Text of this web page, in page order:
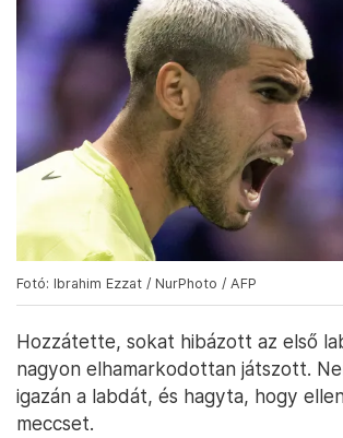
Fotó: Ibrahim Ezzat / NurPhoto / AFP
Hozzátette, sokat hibázott az első
nagyon elhamarkodottan játszott.
igazán a labdát, és hagyta, hogy
meccset.